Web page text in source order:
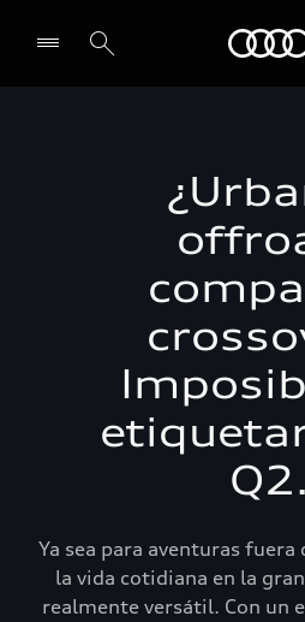
Q2.
Ya sea para aventuras
la vida cotidiana en la
realmente versátil. Con un